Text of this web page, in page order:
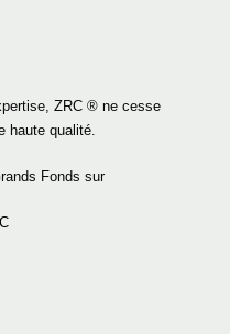
ZRC ® ne cesse
haute qualité.
Fonds sur